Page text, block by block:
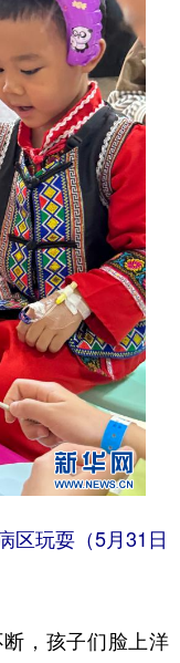
区玩耍（5月31日
，孩子们脸上洋